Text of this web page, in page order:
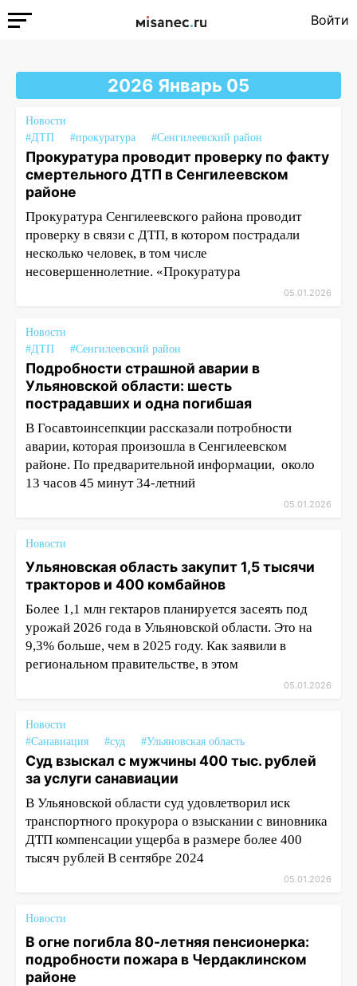
Войти
2026 Январь 05
Новости
#ДТП
#прокуратура #Сенгилеевский район
Прокуратура проводит проверку по факту
смертельного ДТП в Сенгилеевском
районе
Прокуратура Сенгилеевского района проводит
проверку в связи с ДТП, в котором пострадали
несколько человек, в том числе
несовершеннолетние. «Прокуратура
05.01.2026
Новости
#ДТП
#Сенгилеевский район
Подробности страшной аварии в
Ульяновской области: шесть
пострадавших и одна погибшая
В Госавтоинсепкции рассказали потробности
аварии, которая произошла в Сенгилеевском
районе. По предварительной информации, около
13 часов 45 минут 34-летний
05.01.2026
Новости
Ульяновская область закупит 1,5 тысячи
тракторов и 400 комбайнов
Более 1,1 млн гектаров планируется засеять под
урожай 2026 года в Ульяновской области. Это на
9,3% больше, чем в 2025 году. Как заявили в
региональном правительстве, в этом
05.01.2026
Новости
#Санавиация
#суд #Ульяновская область
Суд взыскал с мужчины 400 тыс. рублей
за услуги санавиации
В Ульяновской области суд удовлетворил иск
транспортного прокурора о взыскании с виновника
ДТП компенсации ущерба в размере более 400
тысяч рублей В сентябре 2024
05.01.2026
Новости
В огне погибла 80-летняя пенсионерка:
подробности пожара в Чердаклинском
районе